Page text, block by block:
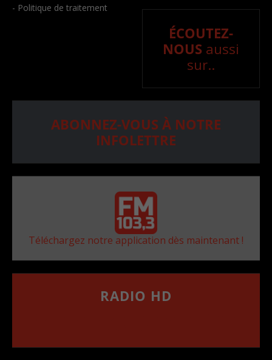
- Politique de traitement
ÉCOUTEZ-
NOUS aussi
sur..
ABONNEZ-VOUS À NOTRE
INFOLETTRE
Téléchargez notre application dès maintenant !
RADIO HD